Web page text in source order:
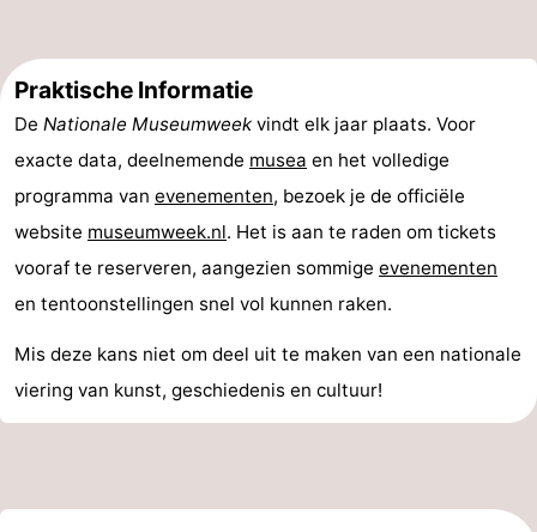
centra
Dorpen
&
Steden
Natuur
Rondleidingen
Sporten
-
Zwembaden
-
Fietsen
Paardrijden
-
Praktische Informatie
De Nationale Museumweek vindt elk jaar plaats. Voor
exacte data, deelnemende musea en het volledige
programma van evenementen, bezoek je de officiële
website museumweek.nl. Het is aan te raden om tickets
vooraf te reserveren, aangezien sommige evenementen
en tentoonstellingen snel vol kunnen raken.
Mis deze kans niet om deel uit te maken van een nationale
viering van kunst, geschiedenis en cultuur!